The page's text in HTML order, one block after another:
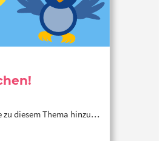
zu diesem Thema hinzu…